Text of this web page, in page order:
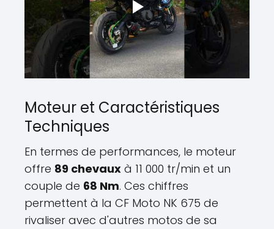
Moteur et Caractéristiques
Techniques
En termes de performances, le moteur
offre 89 chevaux à 11 000 tr/min et un
couple de 68 Nm. Ces chiffres
permettent à la CF Moto NK 675 de
rivaliser avec d'autres motos de sa